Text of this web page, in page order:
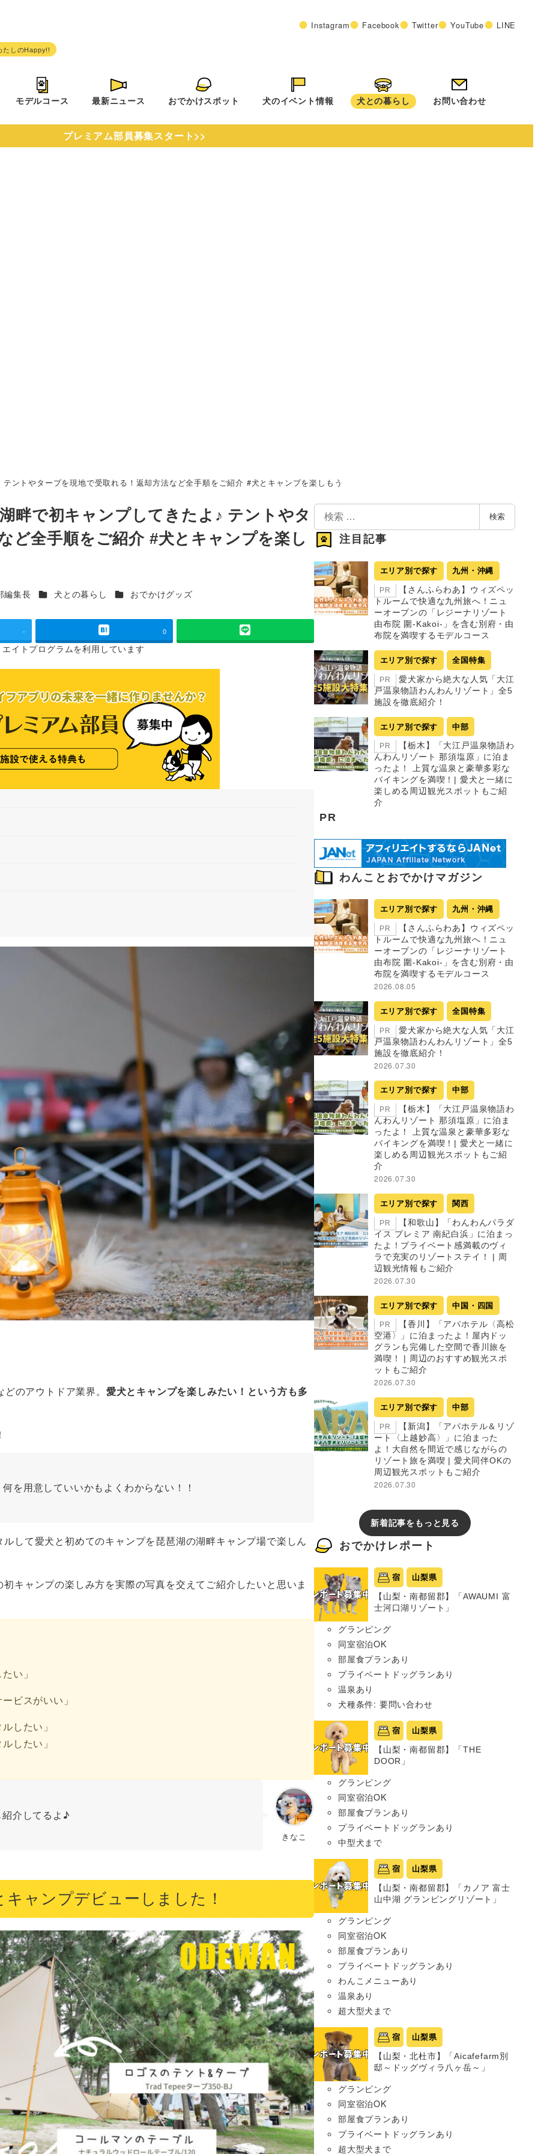
Instagram Facebook Twitter YouTube LINE
モデルコース 最新ニュース おでかけスポット 犬のイベント情報 犬との暮らし お問い合わせ
プレミアム部員募集スタート>>
ントやタープを現地で受取れる！返却方法など全手順をご紹介 #犬とキャンプを楽しもう
畔で初キャンプしてきたよ♪ テントやタ
ど全手順をご紹介 #犬とキャンプを楽し
編集長 カテゴリー
犬との暮らし カテゴリー
おでかけグッズ
- 0
イトプログラムを利用しています
のアウトドア業界。 愛犬とキャンプを楽しみたい！という方も多
を用意していいかもよくわからない！！
して愛犬と初めてのキャンプを琵琶湖の湖畔キャンプ場で楽しん
キャンプの楽しみ方を実際の写真を交えてご紹介したいと思いま
い」
ビスがいい」
したい」
したい」
きなこ
介してるよ♪
ャンプデビューしました！
検
索
検索
注目記事
エリア別で探す 九州・沖縄
PR
【さんふらわあ】ウィズペッ
トルームで快適な九州旅へ！ニュ
ーオープンの「レジーナリゾート
由布院 圍-Kakoi-」を含む別府・由
布院を満喫するモデルコース
エリア別で探す 全国特集
PR
愛犬家から絶大な人気「大江
戸温泉物語わんわんリゾート」全5
施設を徹底紹介！
エリア別で探す 中部
PR
【栃木】「大江戸温泉物語わ
んわんリゾート 那須塩原」に泊ま
ったよ！ 上質な温泉と豪華多彩な
バイキングを満喫！| 愛犬と一緒に
楽しめる周辺観光スポットもご紹
介
PR
わんことおでかけマガジン
エリア別で探す 九州・沖縄
PR
【さんふらわあ】ウィズペッ
トルームで快適な九州旅へ！ニュ
ーオープンの「レジーナリゾート
由布院 圍-Kakoi-」を含む別府・由
布院を満喫するモデルコース
2026.08.05
エリア別で探す 全国特集
PR
愛犬家から絶大な人気「大江
戸温泉物語わんわんリゾート」全5
施設を徹底紹介！
2026.07.30
エリア別で探す 中部
PR
【栃木】「大江戸温泉物語わ
んわんリゾート 那須塩原」に泊ま
ったよ！ 上質な温泉と豪華多彩な
バイキングを満喫！| 愛犬と一緒に
楽しめる周辺観光スポットもご紹
介
2026.07.30
エリア別で探す 関西
PR
【和歌山】「わんわんパラダ
イス プレミア 南紀白浜」に泊まっ
たよ！プライベート感満載のヴィ
ラで充実のリゾートステイ！ | 周
辺観光情報もご紹介
2026.07.30
エリア別で探す 中国・四国
PR
【香川】「アパホテル〈高松
空港〉」に泊まったよ！屋内ドッ
グランも完備した空間で香川旅を
満喫！ | 周辺のおすすめ観光スポ
ットもご紹介
2026.07.30
エリア別で探す 中部
PR
【新潟】「アパホテル＆リゾ
ート〈上越妙高〉」に泊まった
よ！大自然を間近で感じながらの
リゾート旅を満喫 | 愛犬同伴OKの
周辺観光スポットもご紹介
2026.07.30
新着記事をもっと見る
おでかけレポート
宿 山梨県
【山梨・南都留郡】「AWAUMI 富
士河口湖リゾート」
グランピング
同室宿泊OK
部屋食プランあり
プライベートドッグランあり
温泉あり
犬種条件: 要問い合わせ
宿 山梨県
【山梨・南都留郡】「THE
DOOR」
グランピング
同室宿泊OK
部屋食プランあり
プライベートドッグランあり
中型犬まで
宿 山梨県
【山梨・南都留郡】「カノア 富士
山中湖 グランピングリゾート」
グランピング
同室宿泊OK
部屋食プランあり
プライベートドッグランあり
わんこメニューあり
温泉あり
超大型犬まで
宿 山梨県
【山梨・北杜市】「Aicafefarm別
邸～ドッグヴィラ八ヶ岳～」
グランピング
同室宿泊OK
部屋食プランあり
プライベートドッグランあり
超大型犬まで